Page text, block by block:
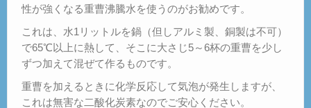
性が強くなる重曹沸騰水を使うのがお勧めです。
これは、水1リットルを鍋（但しアルミ製、銅製は不可）
で65℃以上に熱して、そこに大さじ5～6杯の重曹を少し
ずつ加えて混ぜて作るものです。
重曹を加えるときに化学反応して気泡が発生しますが、
これは無害な二酸化炭素なのでご安心ください。